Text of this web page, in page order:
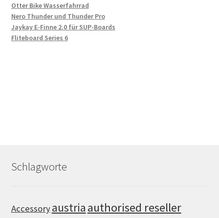
Otter Bike Wasserfahrrad
Nero Thunder und Thunder Pro
Jaykay E-Finne 2.0 für SUP-Boards
Fliteboard Series 6
Schlagworte
Accessoryaustria authorised reseller